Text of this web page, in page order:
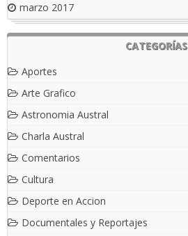
marzo 2017
CATEGORÍAS
Aportes
Arte Grafico
Astronomia Austral
Charla Austral
Comentarios
Cultura
Deporte en Accion
Documentales y Reportajes